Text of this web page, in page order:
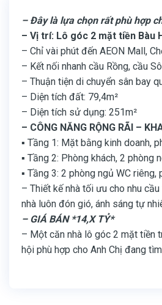
– Đây là lựa chọn rất phù hợp
– Vị trí: Lô góc 2 mặt tiền Bàu
– Chỉ vài phút đến AEON Mall,
– Kết nối nhanh cầu Rồng, cầu
– Thuận tiện di chuyển sân bay
– Diện tích đất: 79,4m²
– Diện tích sử dụng: 251m²
– CÔNG NĂNG RỘNG RÃI –
▪️ Tầng 1: Mặt bằng kinh doanh,
▪️ Tầng 2: Phòng khách, 2 phòng
▪️ Tầng 3: 2 phòng ngủ WC
– Thiết kế nhà tối ưu cho nhu
nhà luôn đón gió, ánh sáng tự
– GIÁ BÁN *14,X TỶ*
– Một căn nhà lô góc 2 mặt tiền
hội phù hợp cho Anh Chị đang